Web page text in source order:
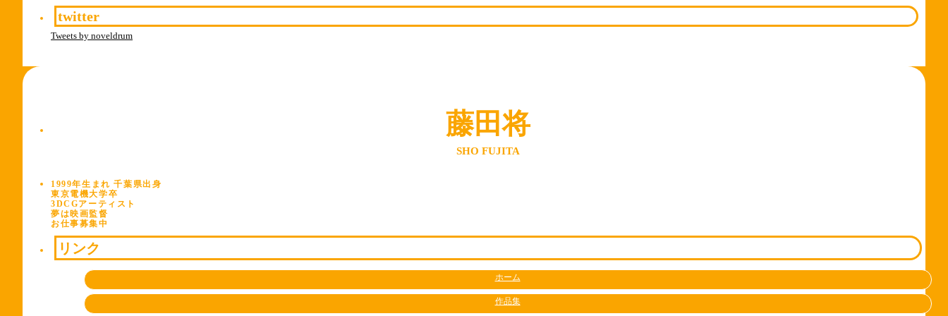
twitter
Tweets by noveldrum
藤田将
SHO FUJITA
1999年生まれ 千葉県出身
東京電機大学卒
3DCGアーティスト
夢は映画監督
お仕事募集中
リンク
ホーム
作品集